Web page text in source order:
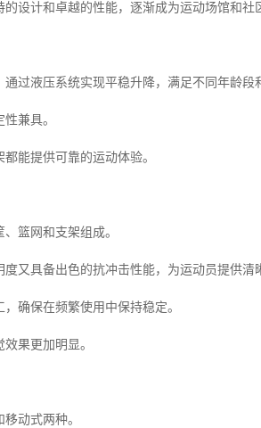
设计和卓越的性能，逐渐成为运动场馆和社
过液压系统实现平稳升降，满足不同年龄段
兼具。
能提供可靠的运动体验。
篮网和支架组成。
又具备出色的抗冲击性能，为运动员提供清
确保在频繁使用中保持稳定。
果更加明显。
动式两种。